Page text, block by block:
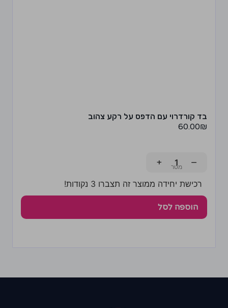
בד קורדרוי עם הדפס על רקע צהוב
60.00₪
−
+
רכישת יחידה ממוצר זה תצברו 3 נקודות!
הוספה לסל